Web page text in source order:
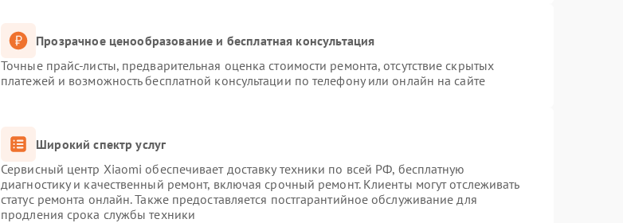
Прозрачное ценообразование и бесплатная консультация
Точные прайс-листы, предварительная оценка стоимости ремонта, отсутствие скрытых
платежей и возможность бесплатной консультации по телефону или онлайн на сайте
Широкий спектр услуг
Сервисный центр Xiaomi обеспечивает доставку техники по всей РФ, бесплатную
диагностику и качественный ремонт, включая срочный ремонт. Клиенты могут отслеживать
статус ремонта онлайн. Также предоставляется постгарантийное обслуживание для
продления срока службы техники